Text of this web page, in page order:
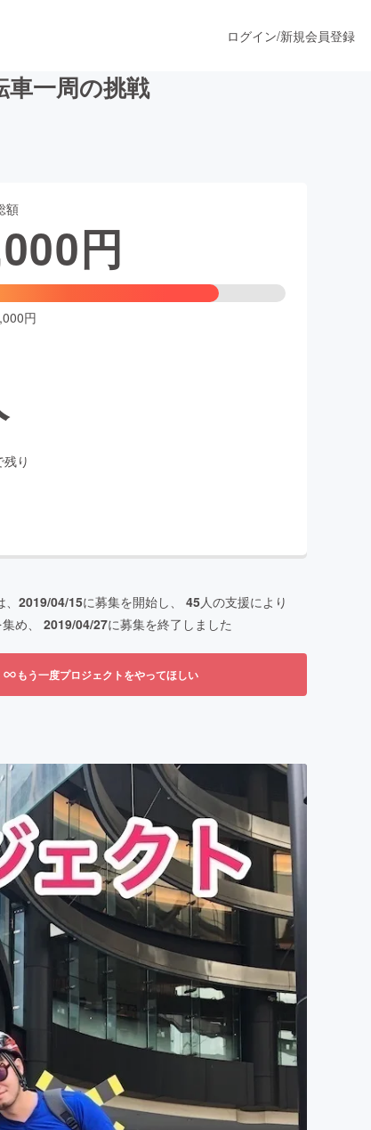
ファッション
ログイン/新規会員登録
一周の挑戦
額
円
円
り
2019/04/15に募集を開始し、 45人の支援により
め、 2019/04/27に募集を終了しました
もう一度プロジェクトをやってほしい